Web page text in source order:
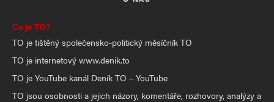
Co je TO?
TO je tištěný společensko-politický měsíčník TO
TO je internetový www.denik.to
TO je YouTube kanál Deník TO – YouTube
TO jsou osobnosti a jejich názory, komentáře, rozhovory, analýzy a